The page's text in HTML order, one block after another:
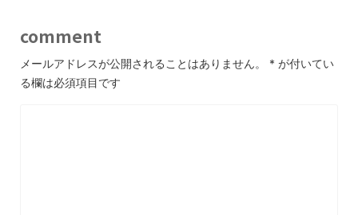
comment
メールアドレスが公開されることはありません。 * が付いてい
る欄は必須項目です